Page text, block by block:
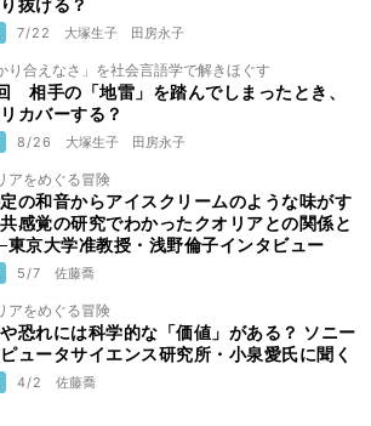
抜ける？
7/22 大塚生子 田房永子
り合えなさ」を社会言語学で解きほぐす
相手の「地雷」を踏んでしまったとき、
カバーする？
8/26 大塚生子 田房永子
アをめぐる冒険
定の和音からアイスクリームのような味がす
感覚の研究でわかったクオリアとの関係と
京大学准教授・浅野倫子インタビュー
5/7 佐藤喬
アをめぐる冒険
恐れには科学的な「価値」がある？ ソニー
ュータサイエンス研究所・小泉愛氏に聞く
4/2 佐藤喬